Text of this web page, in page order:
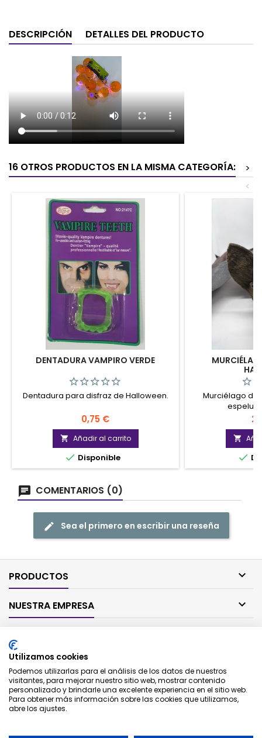
DESCRIPCIÓN DETALLES DEL PRODUCTO
16 OTROS PRODUCTOS EN LA MISMA CATEGORÍA:
>
<
DENTADURA VAMPIRO VERDE
Dentadura para disfraz de Halloween.
Precio
0,75 €
 Añadir al carrito
 Disponible
Murciélago


COMENTARIOS (0)
Sea el primero en escribir una reseña
PRODUCTOS 
NUESTRA EMPRESA 
CONTACTO
BOLETÍN
Utilizamos cookies
Podemos utilizarlas para el análisis de los datos de nuestros
visitantes, para mejorar nuestro sitio web, mostrar contenido
personalizado y brindarle una excelente experiencia en el sitio web.
Para obtener más información sobre las cookies que utilizamos,
abre los ajustes.